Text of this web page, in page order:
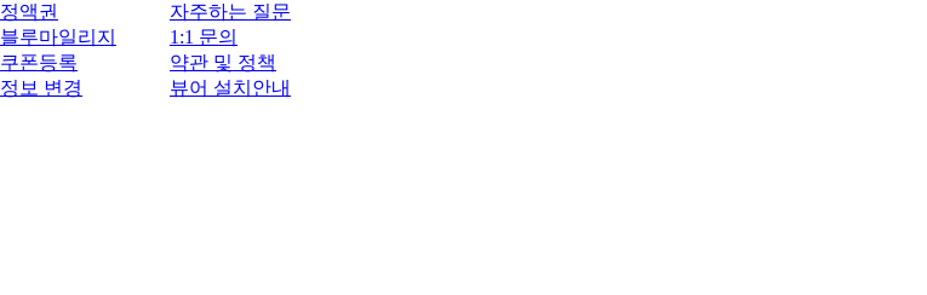
정액권
블루마일리지
쿠폰등록
정보 변경
자주하는 질문
1:1 문의
약관 및 정책
뷰어 설치안내